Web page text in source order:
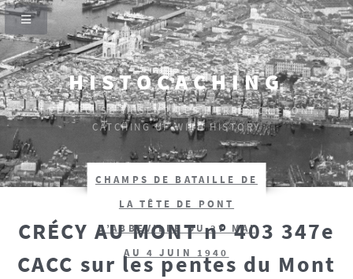
HISTOCACHING
SI CEUX-CI SE TAISENT, LES PIERRES CRIERONT.
CATCHING UP WITH HISTORY
CHAMPS DE BATAILLE DE
LA TÊTE DE PONT
D’ABBEVILLE DU 27 MAI
AU 4 JUIN 1940
CRÉCY AU MONT n° 403 347e
CACC sur les pentes du Mont